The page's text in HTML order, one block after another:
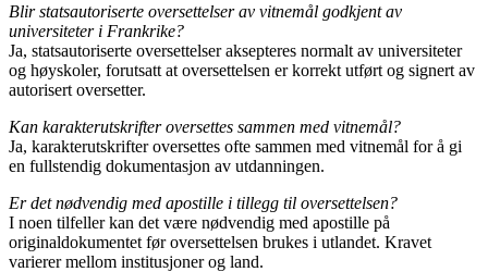
Blir statsautoriserte oversettelser av vitnemål godkjent av
universiteter i Frankrike?
Ja, statsautoriserte oversettelser aksepteres normalt av universiteter
og høyskoler, forutsatt at oversettelsen er korrekt utført og signert av
autorisert oversetter.
Kan karakterutskrifter oversettes sammen med vitnemål?
Ja, karakterutskrifter oversettes ofte sammen med vitnemål for å gi
en fullstendig dokumentasjon av utdanningen.
Er det nødvendig med apostille i tillegg til oversettelsen?
I noen tilfeller kan det være nødvendig med apostille på
originaldokumentet før oversettelsen brukes i utlandet. Kravet
varierer mellom institusjoner og land.